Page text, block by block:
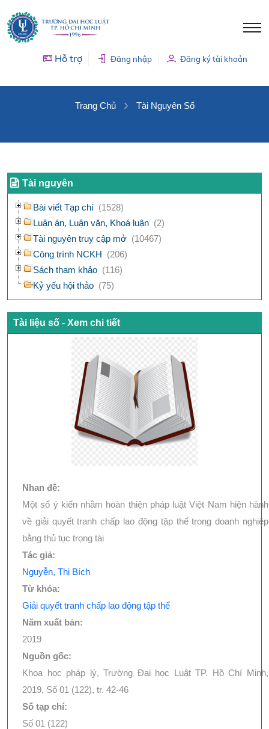
Hỗ trợ Đăng nhập Đăng ký tài khoản
Trang Chủ Tài Nguyên Số
Tài nguyên
Bài viết Tạp chí (1528)
Luận án, Luận văn, Khoá luận (2)
Tài nguyên truy cập mở (10467)
Công trình NCKH (206)
Sách tham khảo (116)
Kỷ yếu hội thảo (75)
Tài liệu số - Xem chi tiết
Nhan đề:
Một số ý kiến nhằm hoàn thiện pháp luật Việt Nam hiện hành
về giải quyết tranh chấp lao động tập thể trong doanh nghiệp
bằng thủ tục trọng tài
Tác giả:
Nguyễn, Thị Bích
Từ khóa:
Giải quyết tranh chấp lao động tập thể
Năm xuất bản:
2019
Nguồn gốc:
Khoa học pháp lý, Trường Đại học Luật TP. Hồ Chí Minh,
2019, Số 01 (122), tr. 42-46
Số tạp chí:
Số 01 (122)